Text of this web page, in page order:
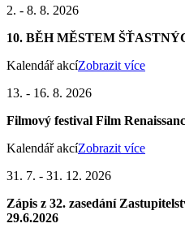
2. - 8. 8. 2026
10. BĚH MĚSTEM
Kalendář akcíZobrazit více
13. - 16. 8. 2026
Filmový festival Film
Kalendář akcíZobrazit více
31. 7. - 31. 12. 2026
Zápis z 32. zasedání
29.6.2026